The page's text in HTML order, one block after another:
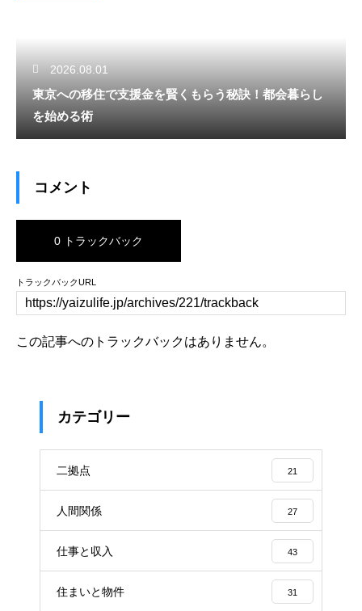
2026.08.01
東京への移住で支援金を賢くもらう秘訣！都会暮らし
を始める術
コメント
0 トラックバック
トラックバックURL
この記事へのトラックバックはありません。
カテゴリー
二拠点 21
人間関係 27
仕事と収入 43
住まいと物件 31